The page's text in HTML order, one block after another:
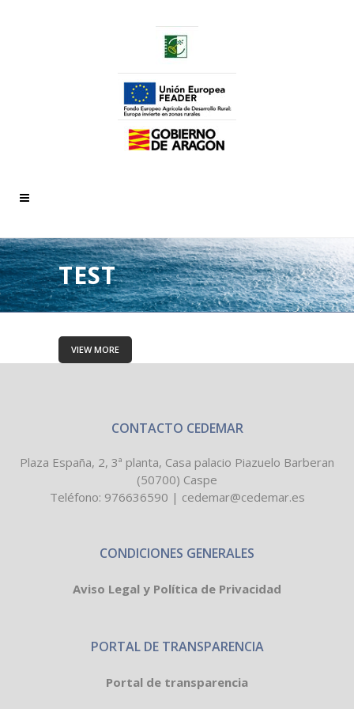
TEST
VIEW MORE
CONTACTO CEDEMAR
Plaza España, 2, 3ª planta, Casa palacio Piazuelo Barberan
(50700) Caspe
Teléfono: 976636590 | cedemar@cedemar.es
CONDICIONES GENERALES
Aviso Legal y Política de Privacidad
PORTAL DE TRANSPARENCIA
Portal de transparencia